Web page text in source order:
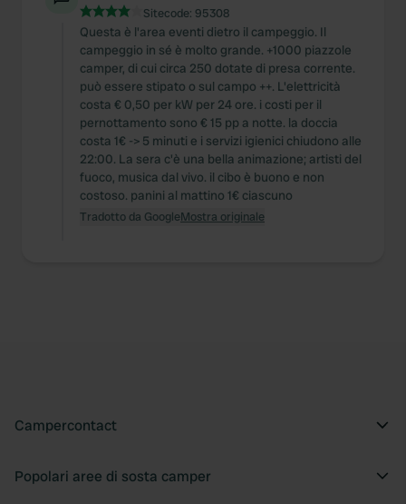
Sitecode: 95308
Questa è l'area eventi dietro il campeggio. Il
campeggio in sé è molto grande. +1000 piazzole
camper, di cui circa 250 dotate di presa corrente.
può essere stipato o sul campo ++. L'elettricità
costa € 0,50 per kW per 24 ore. i costi per il
pernottamento sono € 15 pp a notte. la doccia
costa 1€ -> 5 minuti e i servizi igienici chiudono alle
22:00. La sera c'è una bella animazione; artisti del
fuoco, musica dal vivo. il cibo è buono e non
costoso. panini al mattino 1€ ciascuno
Tradotto da GoogleMostra originale
Campercontact
Popolari aree di sosta camper